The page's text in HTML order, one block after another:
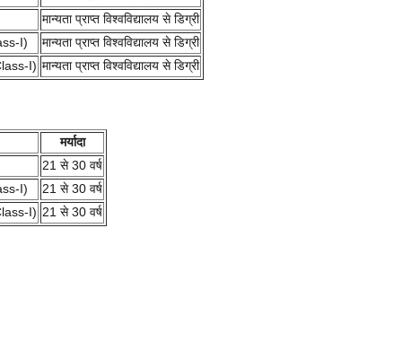
मान्यता प्राप्त विश्वविद्यालय से डिग्री
I)
मान्यता प्राप्त विश्वविद्यालय से डिग्री
I) मान्यता प्राप्त विश्वविद्यालय से डिग्री
मर्यादा
21 से 30 वर्ष
I)
21 से 30 वर्ष
I) 21 से 30 वर्ष